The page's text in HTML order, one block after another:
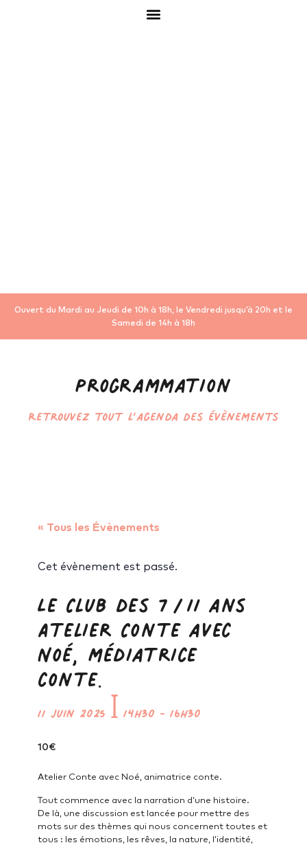
Ouvert du Mardi au Jeudi de 10h à 18h, le Vendredi jusqu’à 20h et le
Samedi de 14h à 18h
Programmation
Retrouvez tout l’agenda des évènements
« Tous les Évènements
Cet évènement est passé.
Le Club des 7/11 ans
Atelier Conte avec
Noé, médiatrice
conte.
11 juin 2025 ꟾ 14h30 - 16h30
10€
Atelier Conte avec Noé, animatrice conte.
Tout commence avec la narration d’une histoire.
De là, une discussion est lancée pour mettre des
mots sur des thèmes qui nous concernent toutes et
tous : les émotions, les rêves, la nature, l’identité,